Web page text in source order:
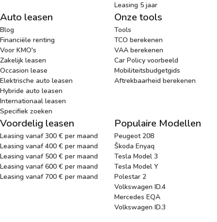
Leasing 5 jaar
Auto leasen
Blog
Financiële renting
Voor KMO's
Zakelijk leasen
Occasion lease
Elektrische auto leasen
Hybride auto leasen
Internationaal leasen
Specifiek zoeken
Onze tools
Tools
TCO berekenen
VAA berekenen
Car Policy voorbeeld
Mobiliteitsbudgetgids
Aftrekbaarheid berekenen
Voordelig leasen
Leasing vanaf 300 € per maand
Leasing vanaf 400 € per maand
Leasing vanaf 500 € per maand
Leasing vanaf 600 € per maand
Leasing vanaf 700 € per maand
Populaire Modellen
Peugeot 208
Škoda Enyaq
Tesla Model 3
Tesla Model Y
Polestar 2
Volkswagen ID.4
Mercedes EQA
Volkswagen ID.3